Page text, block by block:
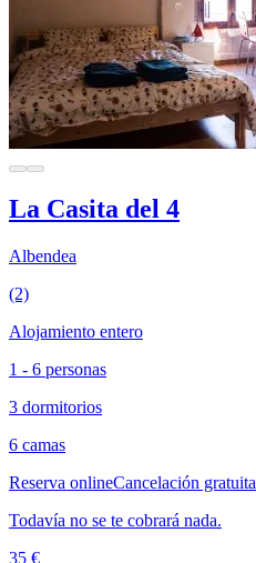
La Casita del 4
Albendea
(2)
Alojamiento entero
1 - 6 personas
3 dormitorios
6 camas
Reserva onlineCancelación gratuita
Todavía no se te cobrará nada.
35 €